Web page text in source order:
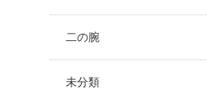
二の腕
未分類